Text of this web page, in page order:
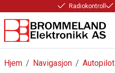
Radiokontroll
/
Hjem /
Navigasjon Autopilot